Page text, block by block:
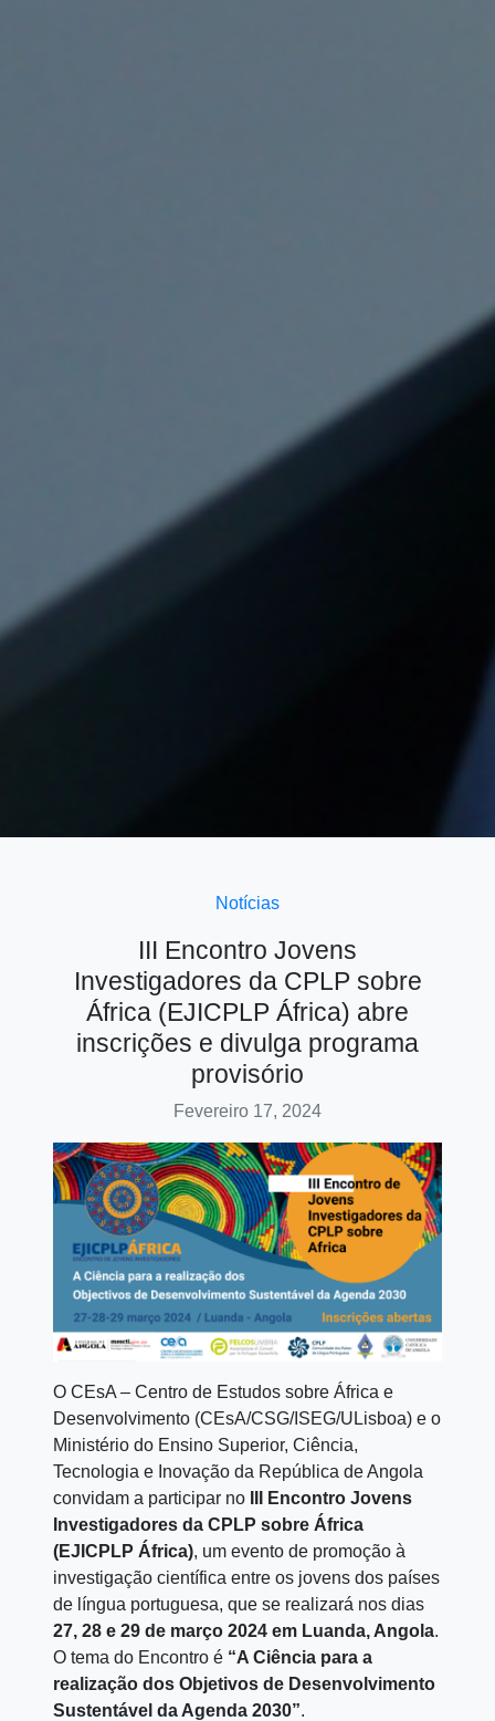
Notícias
III Encontro Jovens
Investigadores da CPLP sobre
África (EJICPLP África) abre
inscrições e divulga programa
provisório
Fevereiro 17, 2024
O CEsA – Centro de Estudos sobre África e
Desenvolvimento (CEsA/CSG/ISEG/ULisboa) e o
Ministério do Ensino Superior, Ciência,
Tecnologia e Inovação da República de Angola
convidam a participar no
III Encontro Jovens
Investigadores da CPLP sobre África
(EJICPLP África), um evento de promoção à
investigação científica entre os jovens dos países
de língua portuguesa, que se realizará nos dias
27, 28 e 29 de março 2024 em Luanda, Angola.
O tema do Encontro é “A Ciência para a
realização dos Objetivos de Desenvolvimento
Sustentável da Agenda 2030”.